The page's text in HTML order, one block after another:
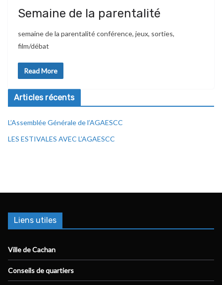
Semaine de la parentalité
semaine de la parentalité conférence, jeux, sorties,
film/débat
Read More
Articles récents
L’Assemblée Générale de l’AGAESCC
LES ESTIVALES AVEC L’AGAESCC
Liens utiles
Ville de Cachan
Conseils de quartiers